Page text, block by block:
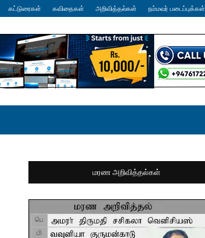
கட்டுரைகள் கவிதைகள் அறிவித்தல்கள் நம்மவர் படைப்புக்கள்
மரண அறிவித்தல்கள்